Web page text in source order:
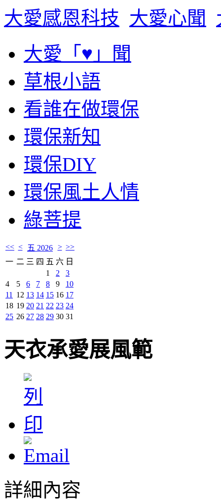
大愛感恩科技 大愛心聞
大愛「♥」聞
草根小語
看誰在做環保
環保新知
環保DIY
環保風土人情
綠菩提
<< < 五 2026 > >>
一 二 三 四 五 六 日
1
2
3
4
5 6 7 8 9
10
11
12 13 14 15 16 17
18 19 20 21 22 23 24
25 26 27 28 29 30 31
天衣承愛展風範
詳細內容